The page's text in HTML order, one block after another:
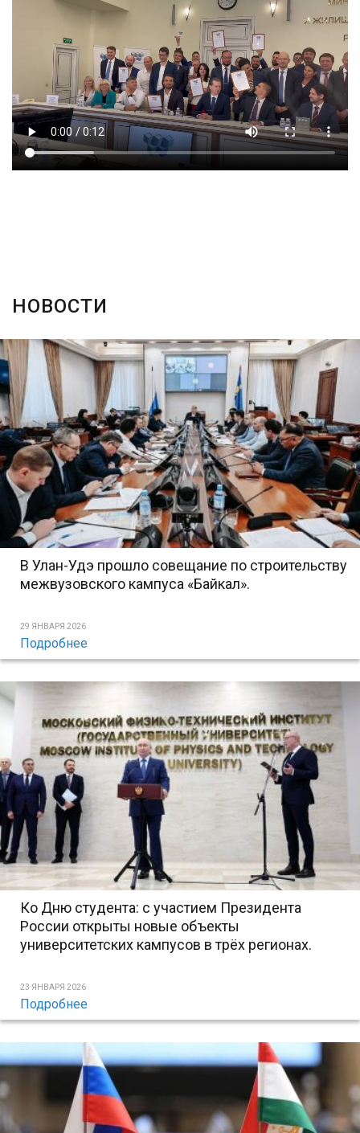
НОВОСТИ
В Улан-Удэ прошло совещание по строительству
межвузовского кампуса «Байкал».
29 ЯНВАРЯ 2026
Подробнее
Ко Дню студента: с участием Президента
России открыты новые объекты
университетских кампусов в трёх регионах.
23 ЯНВАРЯ 2026
Подробнее